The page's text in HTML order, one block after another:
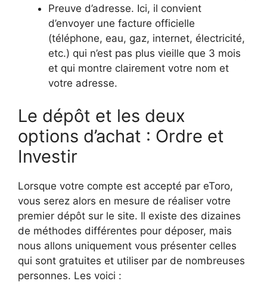
Preuve d’adresse. Ici, il convient
d’envoyer une facture officielle
(téléphone, eau, gaz, internet, électricité,
etc.) qui n’est pas plus vieille que 3 mois
et qui montre clairement votre nom et
votre adresse.
Le dépôt et les deux
options d’achat : Ordre et
Investir
Lorsque votre compte est accepté par eToro,
vous serez alors en mesure de réaliser votre
premier dépôt sur le site. Il existe des dizaines
de méthodes différentes pour déposer, mais
nous allons uniquement vous présenter celles
qui sont gratuites et utiliser par de nombreuses
personnes. Les voici :